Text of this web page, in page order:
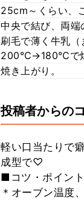
25cm～くらい、
中央で結び、両端
刷毛で薄く牛乳
200℃→180℃で焼
焼き上がり。
投稿者からの
軽い口当たりで
成型で♡
■コツ・ポイント
＊オーブン温度